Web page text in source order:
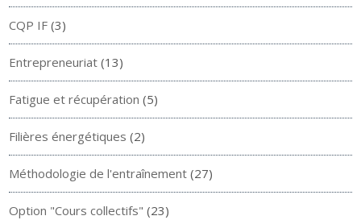
CQP IF (3)
Entrepreneuriat (13)
Fatigue et récupération (5)
Filières énergétiques (2)
Méthodologie de l'entraînement (27)
Option "Cours collectifs" (23)